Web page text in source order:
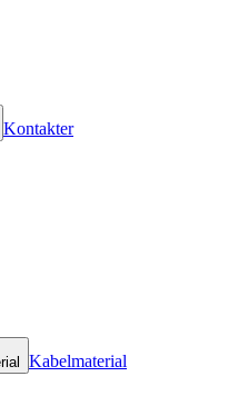
Kontakter
Kabelmaterial